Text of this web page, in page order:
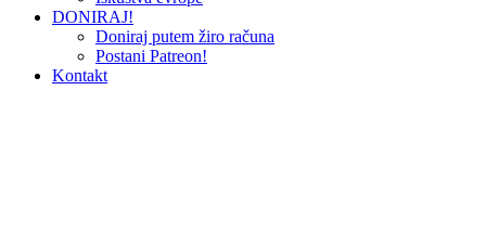
DONIRAJ!
Doniraj putem žiro računa
Postani Patreon!
Kontakt